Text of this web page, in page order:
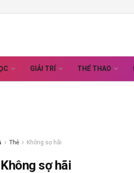
GIẢI TRÍ THỂ THAO
Thẻ Không sợ hãi
Không sợ hãi